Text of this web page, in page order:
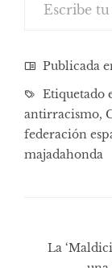
Publicada
Etiquetado
antirracismo,
federación
majadahonda
La